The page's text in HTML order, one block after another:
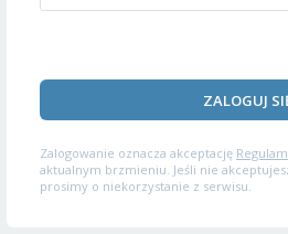
ZALOGUJ
Zalogowanie oznacza akceptację
aktualnym brzmieniu. Jeśli nie
prosimy o niekorzystanie z serwisu.